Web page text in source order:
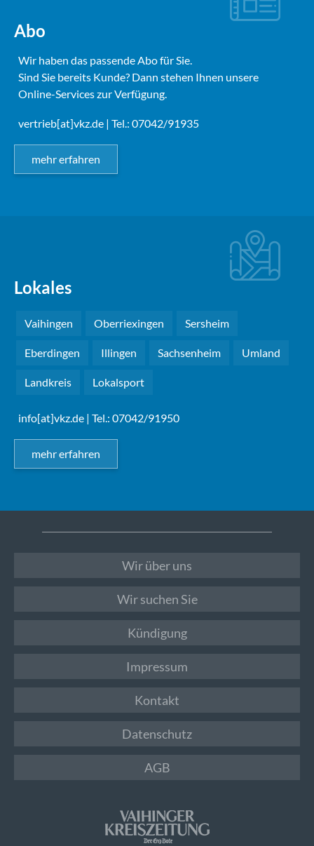
Abo
Wir haben das passende Abo für Sie.
Sind Sie bereits Kunde? Dann stehen Ihnen unsere
Online-Services zur Verfügung.
vertrieb[at]vkz.de | Tel.: 07042/91935
mehr erfahren
Lokales
Vaihingen Oberriexingen Sersheim
Eberdingen Illingen Sachsenheim Umland
Landkreis Lokalsport
info[at]vkz.de | Tel.: 07042/91950
mehr erfahren
Wir über uns
Wir suchen Sie
Kündigung
Impressum
Kontakt
Datenschutz
AGB